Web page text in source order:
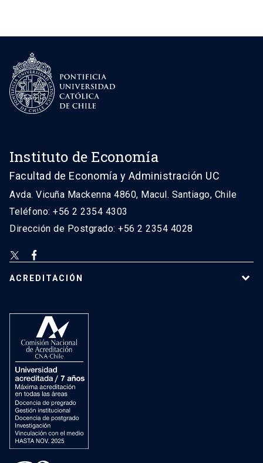
Instituto de Economía
Facultad de Economía y Administración UC
Avda. Vicuña Mackenna 4860, Macul. Santiago, Chile
Teléfono: +56 2 2354 4303
Dirección de Postgrado: +56 2 2354 4028
ACREDITACIÓN